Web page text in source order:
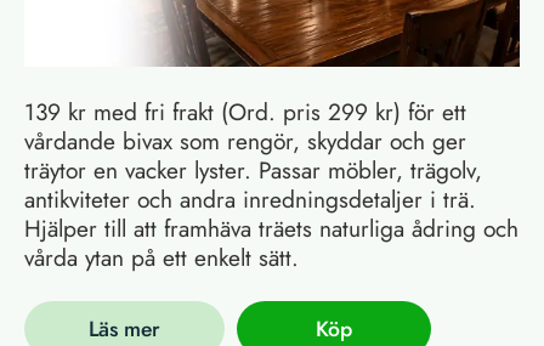
139 kr med fri frakt (Ord. pris 299 kr) för ett
vårdande bivax som rengör, skyddar och ger
träytor en vacker lyster. Passar möbler, trägolv,
antikviteter och andra inredningsdetaljer i trä.
Hjälper till att framhäva träets naturliga ådring och
vårda ytan på ett enkelt sätt.
Läs mer Köp